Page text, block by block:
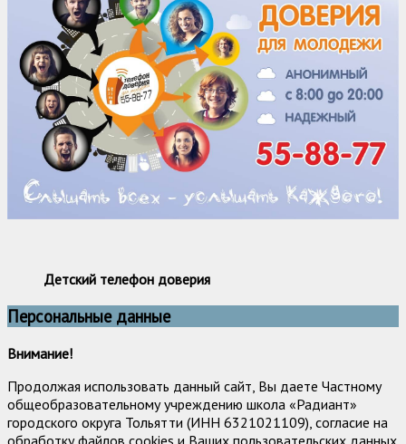
Детский телефон доверия
Персональные данные
Внимание!
Продолжая использовать данный сайт, Вы даете Частному
общеобразовательному учреждению школа «Радиант»
городского округа Тольятти (ИНН 6321021109), согласие на
обработку файлов cookies и Ваших пользовательских данных.